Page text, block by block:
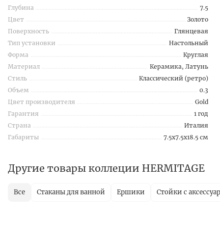
Глубина
7.5
Цвет
Золото
Поверхность
Глянцевая
Тип установки
Настольный
Форма
Круглая
Материал
Керамика, Латунь
Стиль
Классический (ретро)
Объем
0.3
Цвет производителя
Gold
Гарантия
1 год
Страна
Италия
Габариты
7.5x7.5x18.5 см
Другие товары коллеции HERMITAGE
Все Стаканы для ванной Ершики Стойки с